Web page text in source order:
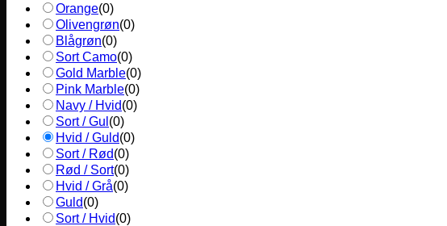
Orange(0)
Olivengrøn(0)
Blågrøn(0)
Sort Camo(0)
Gold Marble(0)
Pink Marble(0)
Navy / Hvid(0)
Sort / Gul (0)
Hvid / Guld(0)
Sort / Rød(0)
Rød / Sort(0)
Hvid / Grå(0)
Guld(0)
Sort / Hvid(0)